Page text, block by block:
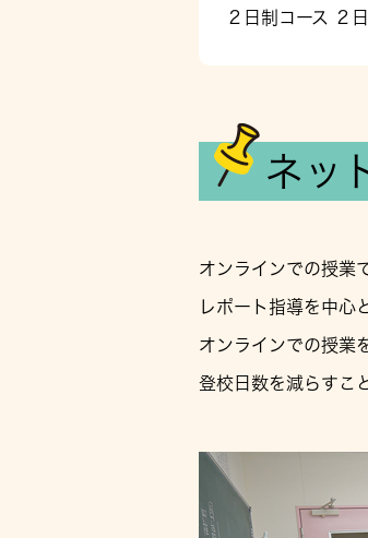
２日制コース ２
ネッ
オンラインでの授業で
レポート指導を中心
オンラインでの授業
登校日数を減らすこ